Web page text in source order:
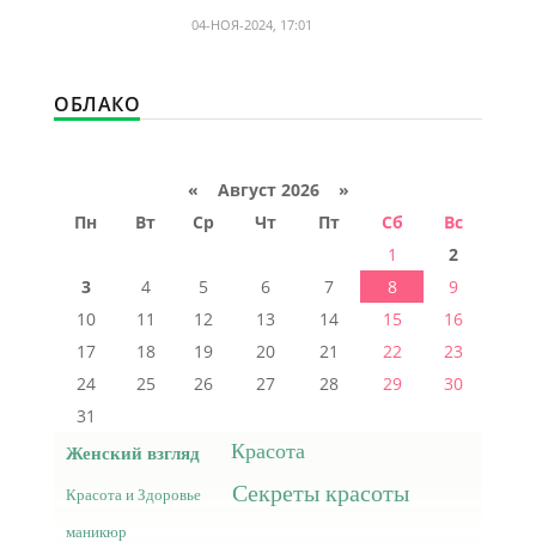
04-НОЯ-2024, 17:01
ОБЛАКО
« Август 2026 »
Пн
Вт Ср Чт Пт Сб
Вс
1
2
3
4 5 6 7 8
9
10
11 12 13 14 15
16
17
18 19 20 21 22
23
24
25 26 27 28 29
30
31
Женский взгляд Красота
Красота и Здоровье Секреты красоты
маникюр